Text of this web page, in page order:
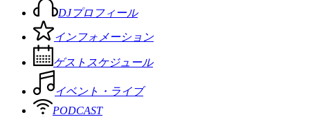
DJプロフィール
インフォメーション
ゲストスケジュール
イベント・ライブ
PODCAST